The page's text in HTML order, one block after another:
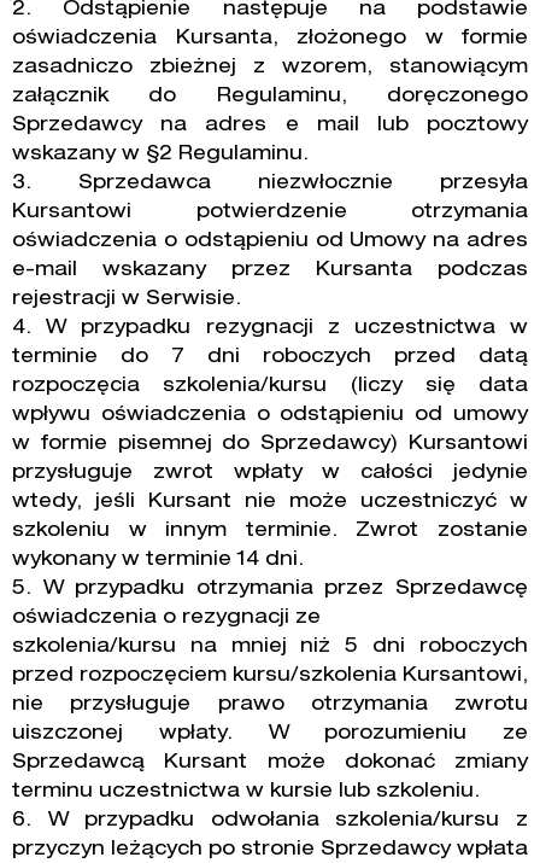
2. Odstąpienie następuje na podstawie
oświadczenia Kursanta, złożonego w formie
zasadniczo zbieżnej z wzorem, stanowiącym
załącznik do Regulaminu, doręczonego
Sprzedawcy na adres e mail lub pocztowy
wskazany w §2 Regulaminu.
3. Sprzedawca niezwłocznie przesyła
Kursantowi potwierdzenie otrzymania
oświadczenia o odstąpieniu od Umowy na adres
e-mail wskazany przez Kursanta podczas
rejestracji w Serwisie.
4. W przypadku rezygnacji z uczestnictwa w
terminie do 7 dni roboczych przed datą
rozpoczęcia szkolenia/kursu (liczy się data
wpływu oświadczenia o odstąpieniu od umowy
w formie pisemnej do Sprzedawcy) Kursantowi
przysługuje zwrot wpłaty w całości jedynie
wtedy, jeśli Kursant nie może uczestniczyć w
szkoleniu w innym terminie. Zwrot zostanie
wykonany w terminie 14 dni.
5. W przypadku otrzymania przez Sprzedawcę
oświadczenia o rezygnacji ze
szkolenia/kursu na mniej niż 5 dni roboczych
przed rozpoczęciem kursu/szkolenia Kursantowi,
nie przysługuje prawo otrzymania zwrotu
uiszczonej wpłaty. W porozumieniu ze
Sprzedawcą Kursant może dokonać zmiany
terminu uczestnictwa w kursie lub szkoleniu.
6. W przypadku odwołania szkolenia/kursu z
przyczyn leżących po stronie Sprzedawcy wpłata